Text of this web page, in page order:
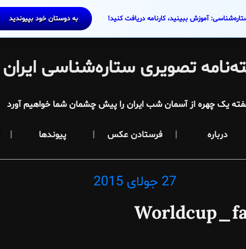
آموزش ببینید، کارنامه دریافت کنید! به دوستان خود بپیوندید
تصویری ستاره‌شناسی ایران
یک چهره از آسمان شب ایران را پیش چشمان شما خواهیم آورد
درباره فرستادن عکس پیوندها
Posted
on
27 جولای 2015